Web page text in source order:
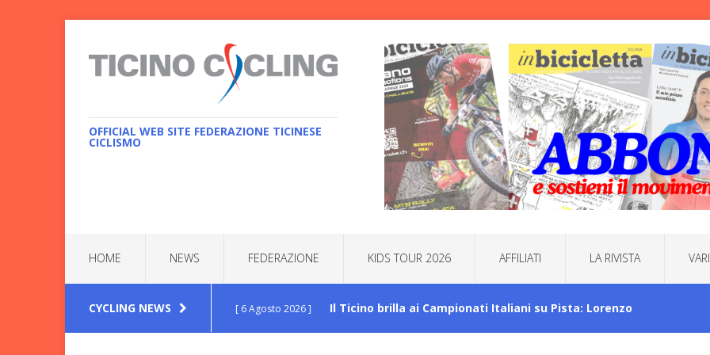
OFFICIAL WEB SITE FEDERAZIONE TICINESE
CICLISMO
HOME NEWS FEDERAZIONE KIDS TOUR 2026 AFFILIATI LA RIVISTA
CYCLING NEWS [ 6 Agosto 2026 ] Il Ticino brilla ai Campionati Italiani su Pista: Lorenzo